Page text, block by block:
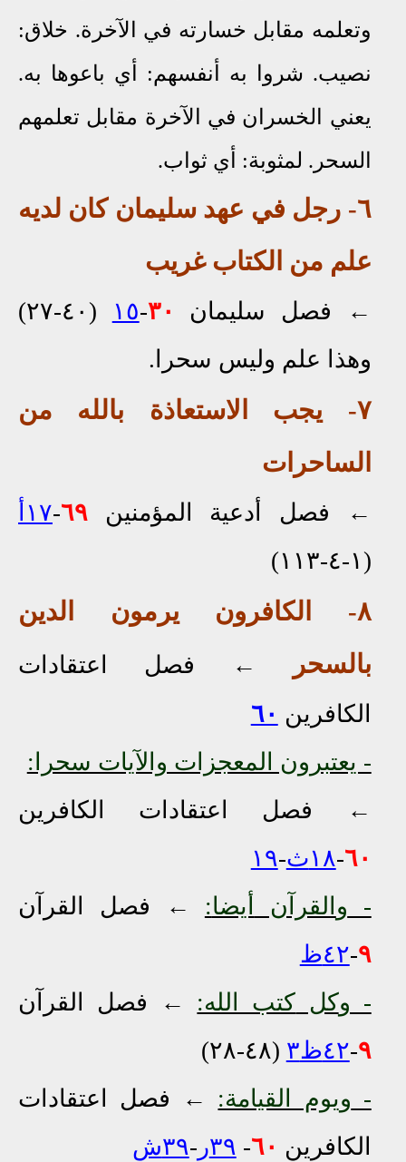
وتعلمه مقابل خسارته في الآخرة. خلاق:
نصيب. شروا به أنفسهم: أي باعوها به.
يعني الخسران في الآخرة مقابل تعلمهم
السحر. لمثوبة: أي ثواب.
٦- رجل في عهد سليمان كان لديه
علم من الكتاب غريب
← فصل سليمان ٣٠-١٥
(٤٠-٢٧)
وهذا علم وليس سحرا .
٧- يجب الاستعاذة بالله من
الساحرات
← فصل أدعية المؤمنين ٦٩-١٧أ
(١-٤-١١٣)
٨- الكافرون يرمون الدين
بالسحر
←
فصل اعتقادات
الكافرين ٦٠
- يعتبرون المعجزات والآيات سحرا:
←
فصل اعتقادات الكافرين
٦٠-١٨ث -١٩
- و القرآن أيضا:
←
فصل القرآن
٩-٤٢ظ
- وكل كتب الله: ←
فصل القرآن
٩-٤٢ظ٣
(٤٨-٢٨)
- ويوم القيامة: ←
فصل اعتقادات
الكافرين ٦٠- ٣٩ر -٣٩ش